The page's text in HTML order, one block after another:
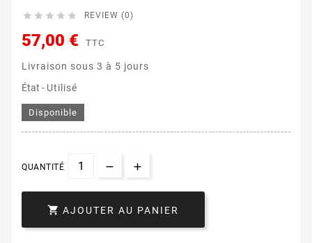
     REVIEW (0)
57,00 € TTC
Livraison sous 3 à 5 jours
État - Utilisé
Disponible
QUANTITÉ
 AJOUTER AU PANIER